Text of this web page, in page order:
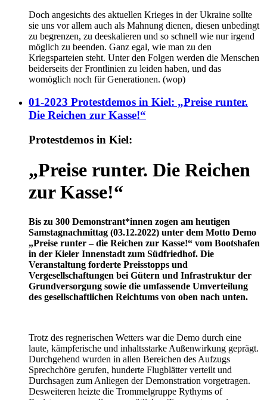
Doch angesichts des aktuellen Krieges in der Ukraine sollte
sie uns vor allem auch als Mahnung dienen, diesen unbedingt
zu begrenzen, zu deeskalieren und so schnell wie nur irgend
möglich zu beenden. Ganz egal, wie man zu den
Kriegsparteien steht. Unter den Folgen werden die Menschen
beiderseits der Frontlinien zu leiden haben, und das
womöglich noch für Generationen. (wop)
01-2023 Protestdemos in Kiel: „Preise runter.
Die Reichen zur Kasse!“
Protestdemos in Kiel:
„Preise runter. Die Reichen
zur Kasse!“
Bis zu 300 Demonstrant*innen zogen am heutigen
Samstagnachmittag (03.12.2022) unter dem Motto Demo
„Preise runter – die Reichen zur Kasse!“ vom Bootshafen
in der Kieler Innenstadt zum Südfriedhof. Die
Veranstaltung forderte Preisstopps und
Vergesellschaftungen bei Gütern und Infrastruktur der
Grundversorgung sowie die umfassende Umverteilung
des gesellschaftlichen Reichtums von oben nach unten.
Trotz des regnerischen Wetters war die Demo durch eine
laute, kämpferische und inhaltsstarke Außenwirkung geprägt.
Durchgehend wurden in allen Bereichen des Aufzugs
Sprechchöre gerufen, hunderte Flugblätter verteilt und
Durchsagen zum Anliegen der Demonstration vorgetragen.
Desweiteren heizte die Trommelgruppe Rythyms of